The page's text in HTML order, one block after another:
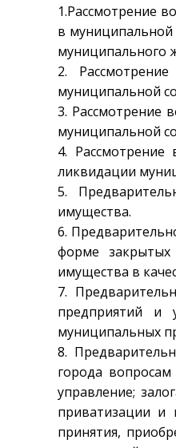
1.Рассмотрение
в муниципальной
муниципального
2.
муниципальной
3. Рассмотрение
муниципальной
4.
ликвидации
5.
имущества.
6.
форме
имущества в
7.
предприятий и
муниципальных
8.
города
управление;
приватизации и
принятия,